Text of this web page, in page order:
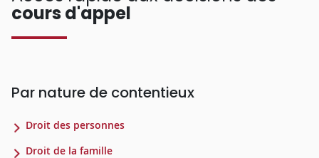
cours d'appel
Par nature de contentieux
Droit des personnes
Droit de la famille